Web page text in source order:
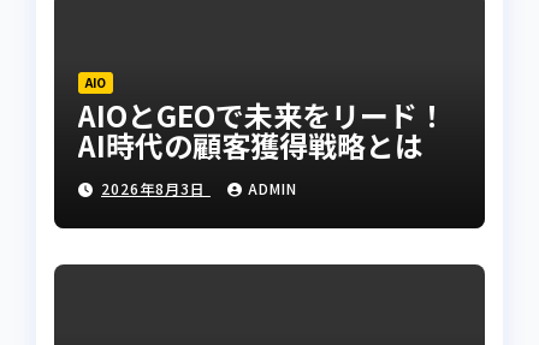
AIO
AIOとGEOで未来をリード！
AI時代の顧客獲得戦略とは
2026年8月3日 ADMIN